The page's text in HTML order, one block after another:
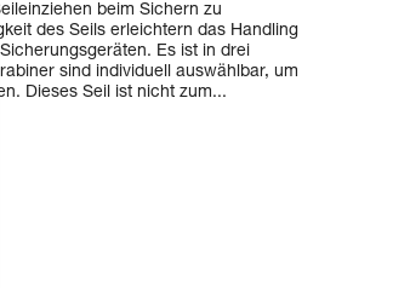
beim Sichern zu
des Seils erleichtern das Handling
Es ist in drei
sind individuell auswählbar, um
Dieses Seil ist nicht zum...